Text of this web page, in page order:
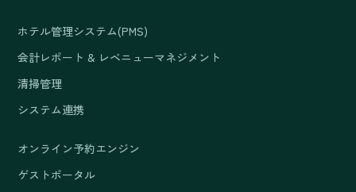
ホテル管理システム(PMS)
会計レポート & レベニューマネジメント
清掃管理
システム連携
オンライン予約エンジン
ゲストポータル